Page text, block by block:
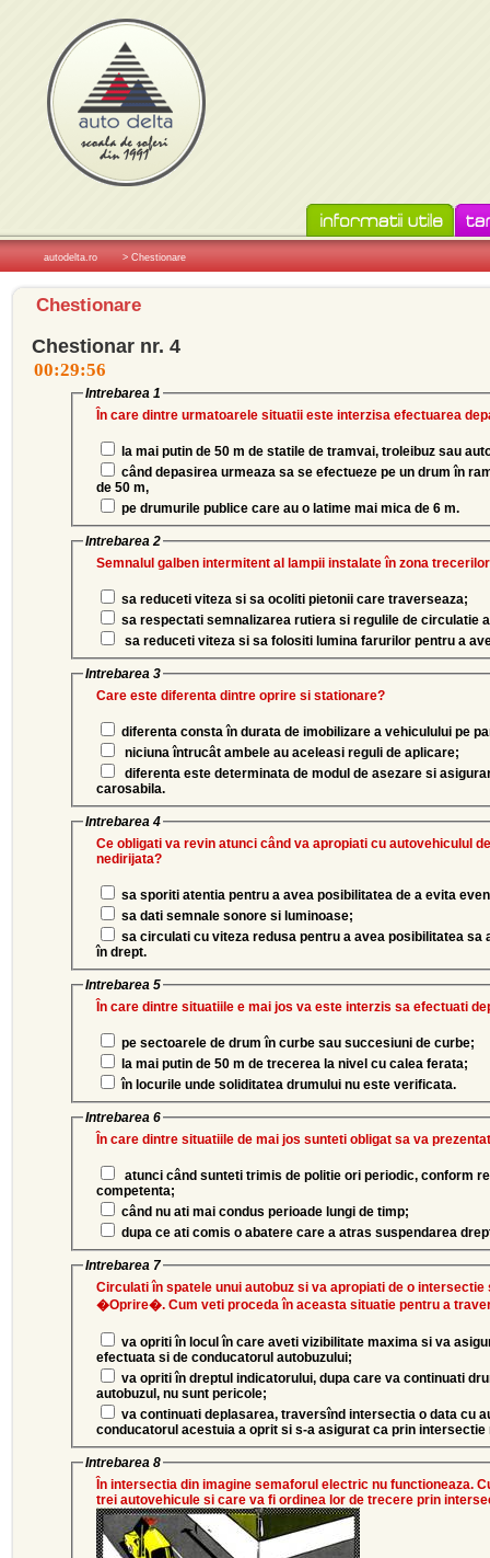
autodelta.ro > Chestionare
Chestionare
Chestionar nr. 4
Intrebarea 1
În care dintre urmatoarele situatii este interzisa efectuarea
la mai putin de 50 m de statile de tramvai, troleibuz sau
de 50 m,
pe drumurile publice care au o latime mai mica de 6 m.
Intrebarea 2
Semnalul galben intermitent al lampii instalate în zona
sa reduceti viteza si sa ocoliti pietonii care traverseaza;
sa respectati semnalizarea rutiera si regulile de circulatie
sa reduceti viteza si sa folositi lumina farurilor pentru a
Intrebarea 3
Care este diferenta dintre oprire si stationare?
diferenta consta în durata de imobilizare a vehiculului pe
niciuna întrucât ambele au aceleasi reguli de aplicare;
diferenta este determinata de modul de asezare si
carosabila.
Intrebarea 4
Ce obligati va revin atunci când va apropiati cu autovehiculul
nedirijata?
sa sporiti atentia pentru a avea posibilitatea de a evita
sa dati semnale sonore si luminoase;
sa circulati cu viteza redusa pentru a avea posibilitatea
în drept.
Intrebarea 5
În care dintre situatiile e mai jos va este interzis sa efectuati
pe sectoarele de drum în curbe sau succesiuni de curbe;
la mai putin de 50 m de trecerea la nivel cu calea ferata;
în locurile unde soliditatea drumului nu este verificata.
Intrebarea 6
În care dintre situatiile de mai jos sunteti obligat sa va
atunci când sunteti trimis de politie ori periodic, conform
competenta;
când nu ati mai condus perioade lungi de timp;
dupa ce ati comis o abatere care a atras suspendarea
Intrebarea 7
Circulati în spatele unui autobuz si va apropiati de o
�Oprire�. Cum veti proceda în aceasta situatie pentru a
va opriti în locul în care aveti vizibilitate maxima si va
efectuata si de conducatorul autobuzului;
autobuzul, nu sunt pericole;
conducatorul acestuia a oprit si s-a asigurat ca prin intersectie
Intrebarea 8
În intersectia din imagine semaforul electric nu functioneaza.
trei autovehicule si care va fi ordinea lor de trecere prin